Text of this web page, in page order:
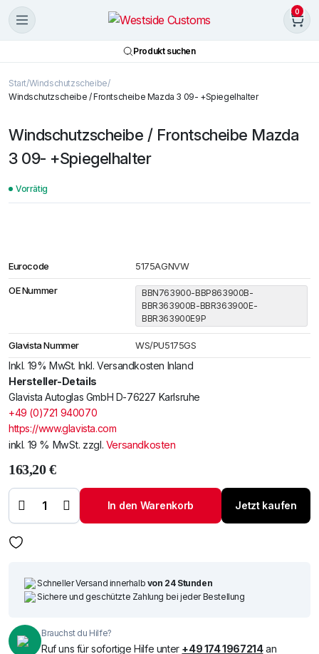
0
Produkt suchen
Start Windschutzscheibe
Windschutzscheibe / Frontscheibe Mazda 3 09- +Spiegelhalter
Windschutzscheibe / Frontscheibe Mazda
3 09- +Spiegelhalter
Vorrätig
Eurocode 5175AGNVW
OE Nummer
BBN763900-BBP863900B-
BBR363900B-BBR363900E-
BBR363900E9P
Glavista Nummer WS/PU5175GS
Inkl. 19% MwSt. Inkl. Versandkosten Inland
Hersteller-Details
Glavista Autoglas GmbH D-76227 Karlsruhe
+49 (0)721 940070
https://www.glavista.com
inkl. 19 % MwSt. zzgl. Versandkosten
163,20€
/ Frontscheibe
Mazda 3 09-
Menge
In den Warenkorb Jetzt kaufen
Schneller Versand innerhalb von 24 Stunden
Sichere und geschützte Zahlung bei jeder Bestellung
Brauchst du Hilfe?
Ruf uns für sofortige Hilfe unter +49 174 1967214an